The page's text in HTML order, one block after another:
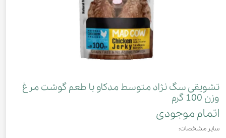
تشویقی سگ نژاد متوسط مدکاو با طعم گوشت مرغ
وزن 100 گرم
اتمام موجودی
سایر مشخصات: